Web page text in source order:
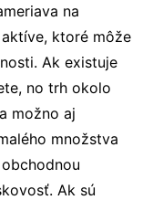
na
ktoré môže
Ak existuje
no trh okolo
možno aj
množstva
Ak sú